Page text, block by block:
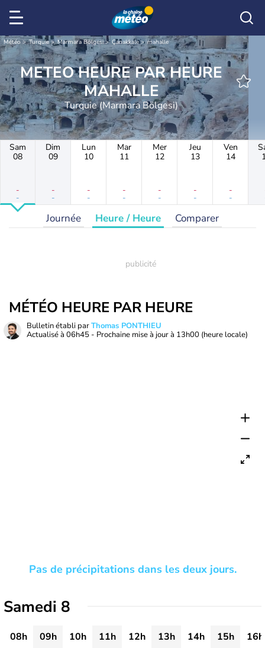
Météo Turquie Marmara Bölgesi Çanakkale mahalle
METEO HEURE PAR HEURE
MAHALLE
Turquie (Marmara Bölgesi)
Sam
08
-
-
Dim
09
-
-
Lun
10
-
-
Mar
11
-
-
Mer
12
-
-
Jeu
13
-
-
Ven
14
-
-
Journée Heure / Heure Comparer
MÉTÉO HEURE PAR HEURE
Bulletin établi parThomas PONTHIEU
Actualisé à 06h45 - Prochaine mise à jour à 13h00 (heure locale)
Pas de précipitations dans les deux jours.
Samedi 8
08h 09h 10h 11h 12h 13h 14h 15h
16h